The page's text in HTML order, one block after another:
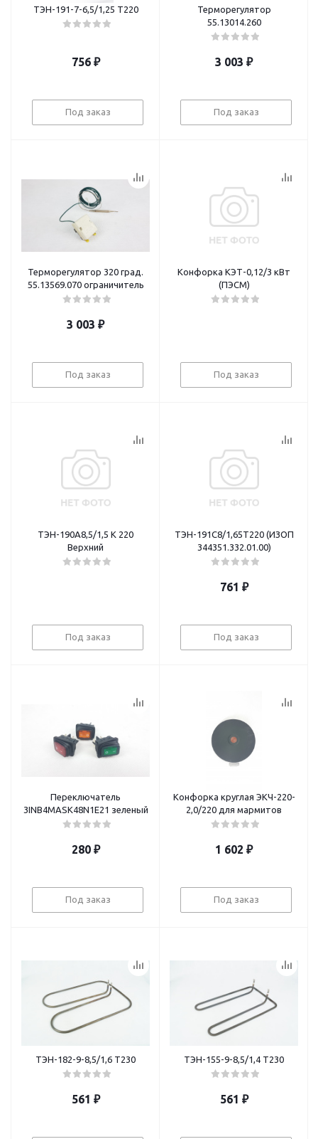
ТЭН-191-7-6,5/1,25 Т220
756₽
Под заказ
Терморегулятор
55.13014.260
3 003 ₽
Под заказ
Терморегулятор 320 град.
55.13569.070 ограничитель
3 003 ₽
Под заказ
Конфорка КЭТ-0,12/3 кВт
(ПЭСМ)
Под заказ
ТЭН-190А8,5/1,5 К 220
Верхний
Под заказ
ТЭН-191С8/1,65Т220 (ИЗОП
344351.332.01.00)
761 ₽
Под заказ
Переключатель
3INB4MASK48N1E21 зеленый
280₽
Под заказ
Конфорка круглая ЭКЧ-220-
2,0/220 для мармитов
1 602 ₽
Под заказ
ТЭН-182-9-8,5/1,6 Т230
561 ₽
ТЭН-155-9-8,5/1,4 Т230
561 ₽